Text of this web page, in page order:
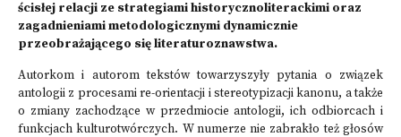
ścisłej relacji ze strategiami historycznoliterackimi oraz
zagadnieniami metodologicznymi dynamicznie
przeobrażającego się literaturoznawstwa.
Autorkom i autorom tekstów towarzyszyły pytania o związek
antologii z procesami re-orientacji i stereotypizacji kanonu, a także
o zmiany zachodzące w przedmiocie antologii, ich odbiorcach i
funkcjach kulturotwórczych. W numerze nie zabrakło też głosów